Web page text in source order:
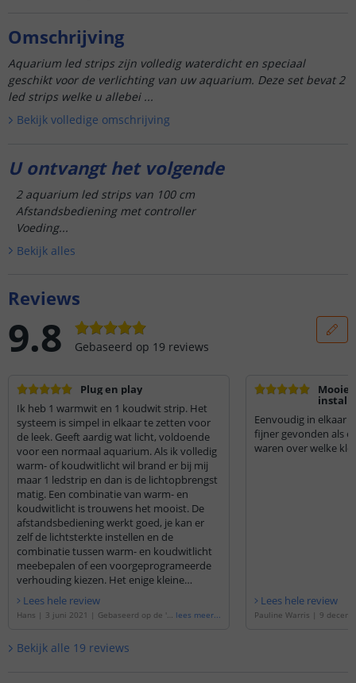
Omschrijving
Aquarium led strips zijn volledig waterdicht en speciaal
geschikt voor de verlichting van uw aquarium. Deze set bevat 2
led strips welke u allebei ...
Bekijk volledige omschrijving
U ontvangt het volgende
2 aquarium led strips van 100 cm
Afstandsbediening met controller
Voeding...
Bekijk alles
Reviews
9.8 Gebaseerd op 19 reviews
Plug en play
Ik heb 1 warmwit en 1 koudwit strip. Het
systeem is simpel in elkaar te zetten voor
de leek. Geeft aardig wat licht, voldoende
voor een normaal aquarium. Als ik volledig
warm- of koudwitlicht wil brand er bij mij
maar 1 ledstrip en dan is de lichtopbrengst
matig. Een combinatie van warm- en
koudwitlicht is trouwens het mooist. De
afstandsbediening werkt goed, je kan er
zelf de lichtsterkte instellen en de
combinatie tussen warm- en koudwitlicht
meebepalen of een voorgeprogrameerde
verhouding kiezen. Het enige kleine
nadeeltje is dat lichtsterkte van de
voorgeprogrameerde verhoudingen wat
wisselt, waardoor bij een andere
veranderd, al is dat makkelijk zelf weer aan
Lees hele review
Hans | 3 juni 2021 | Gebaseerd op de 2
lees meer...
Mooie
Eenvoudig in elkaar
fijner gevonden als
waren over welke
Lees hele review
Pauline Warris | 9
Bekijk alle 19 reviews